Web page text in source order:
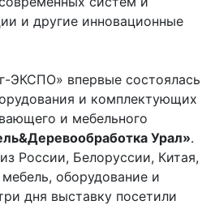
и другие инновационные
ЭКСПО» впервые состоялась
и комплектующих
и мебельного
Урал».
России, Белоруссии, Китая,
оборудование и
дня выставку посетили